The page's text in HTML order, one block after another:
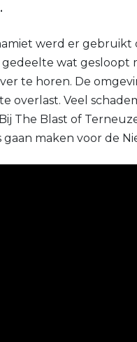
werd er gebruikt
wat gesloopt
te horen. De
overlast. Veel
The Blast of
maken voor de